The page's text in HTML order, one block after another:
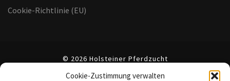
Cookie-Zustimmung verwalten
Cookie-Richtlinie (EU)
© 2026 Holsteiner Pferdzucht